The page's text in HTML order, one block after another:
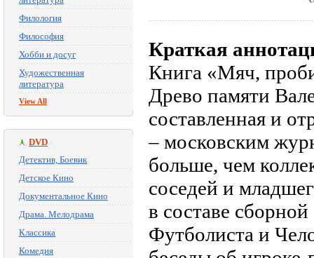
Филология
Философия
Хобби и досуг
Художественная
литература
View All
DVD
Детектив, Боевик
Детское Кино
Документальное Кино
Драма. Мелодрама
Классика
Комедия
Краткая
Книга «Мяч,
Древо памяти
составленная и
– московским
больше, чем
соседей и
в составе
Футболиста и